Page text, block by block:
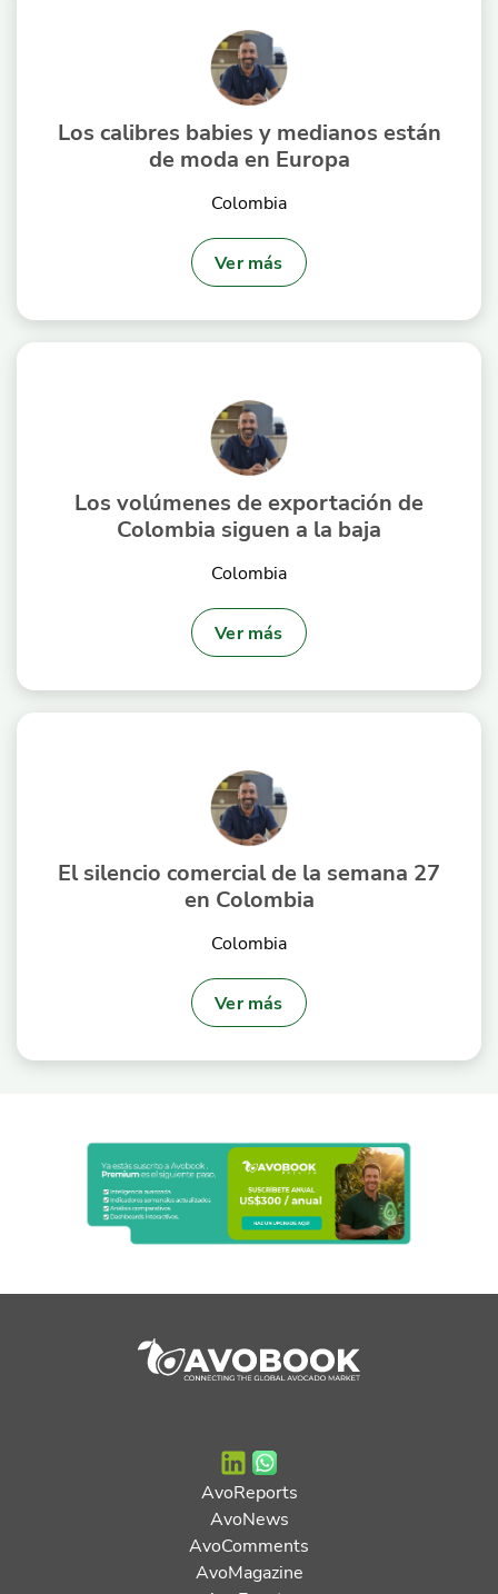
Los calibres babies y medianos están
de moda en Europa
Colombia
Ver más
Los volúmenes de exportación de
Colombia siguen a la baja
Colombia
Ver más
El silencio comercial de la semana 27
en Colombia
Colombia
Ver más
AvoReports
AvoNews
AvoComments
AvoMagazine